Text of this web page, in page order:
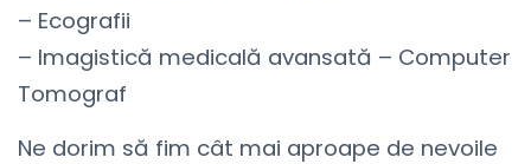
– Ecografii
– Imagistică medicală avansată – Computer
Tomograf
Ne dorim să fim cât mai aproape de nevoile